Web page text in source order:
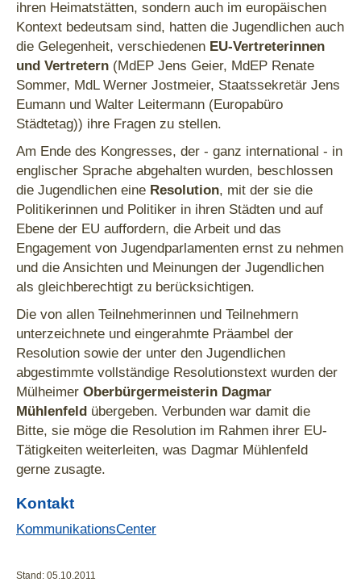
ihren Heimatstätten, sondern auch im europäischen
Kontext bedeutsam sind, hatten die Jugendlichen auch
die Gelegenheit, verschiedenen EU-Vertreterinnen
und Vertretern (MdEP Jens Geier, MdEP Renate
Sommer, MdL Werner Jostmeier, Staatssekretär Jens
Eumann und Walter Leitermann (Europabüro
Städtetag)) ihre Fragen zu stellen.
Am Ende des Kongresses, der - ganz international - in
englischer Sprache abgehalten wurden, beschlossen
die Jugendlichen eine Resolution, mit der sie die
Politikerinnen und Politiker in ihren Städten und auf
Ebene der EU auffordern, die Arbeit und das
Engagement von Jugendparlamenten ernst zu nehmen
und die Ansichten und Meinungen der Jugendlichen
als gleichberechtigt zu berücksichtigen.
Die von allen Teilnehmerinnen und Teilnehmern
unterzeichnete und eingerahmte Präambel der
Resolution sowie der unter den Jugendlichen
abgestimmte vollständige Resolutionstext wurden der
Mülheimer Oberbürgermeisterin Dagmar
Mühlenfeld übergeben. Verbunden war damit die
Bitte, sie möge die Resolution im Rahmen ihrer EU-
Tätigkeiten weiterleiten, was Dagmar Mühlenfeld
gerne zusagte.
Kontakt
KommunikationsCenter
Stand: 05.10.2011